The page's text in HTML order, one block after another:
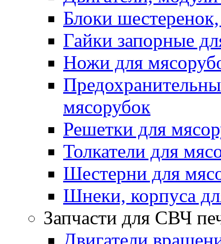
Блоки
Гайки запорные
Ножи для
мясорубок
Решетки для
Толкатели для
Шестерни для
Шнеки, корпуса
Запчасти для СВЧ